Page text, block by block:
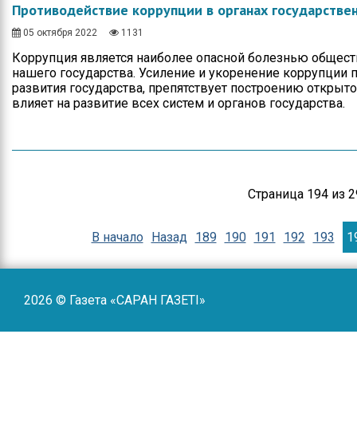
Противодействие коррупции в органах
05 октября 2022 1131
Коррупция является наиболее опасной болезнью
нашего государства. Усиление и укоренение
развития государства, препятствует построению
влияет на развитие всех систем и органов государства.
Страница 194 из
В начало Назад 189 190 191 192 193
2026 © Газета «САРАН ГАЗЕТI»